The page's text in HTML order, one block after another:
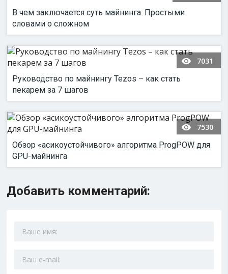
В чем заключается суть майнинга. Простыми
словами о сложном
7031
Руководство по майнингу Tezos – как стать
пекарем за 7 шагов
7530
Обзор «асикоустойчивого» алгоритма ProgPOW для
GPU-майнинга
Добавить комментарий: